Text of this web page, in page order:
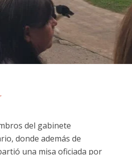
del gabinete
donde además de
una misa oficiada por